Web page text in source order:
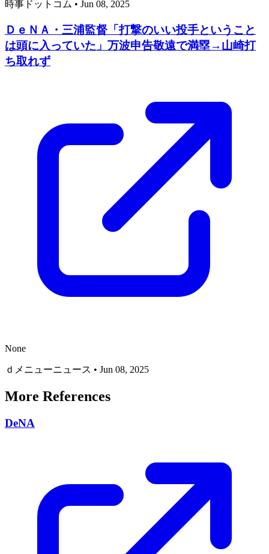
時事ドットコム • Jun 08, 2025
ＤｅＮＡ・三浦監督「打撃のいい投手ということ
は頭に入っていた」万波申告敬遠で満塁→山崎打
ち取れず
None
ｄメニューニュース • Jun 08, 2025
More References
DeNA